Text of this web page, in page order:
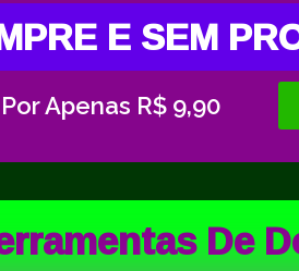
E SEM
Por Apenas R$ 9,90
De